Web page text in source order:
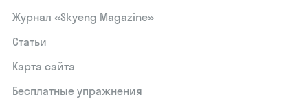
Журнал «Skyeng Magazine»
Статьи
Карта сайта
Бесплатные упражнения